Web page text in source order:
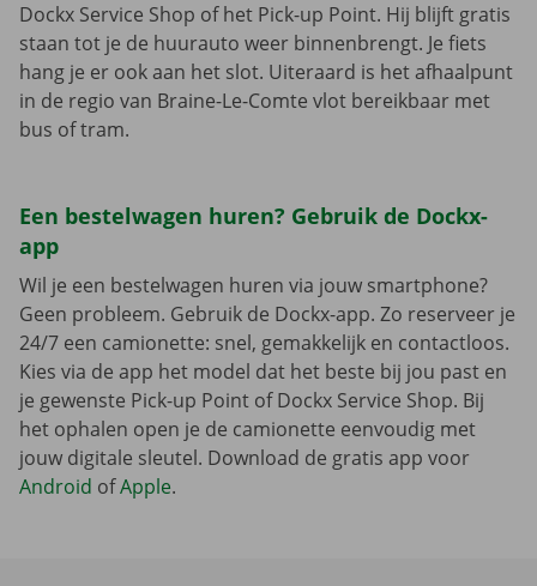
Dockx Service Shop of het Pick-up Point. Hij blijft gratis
staan tot je de huurauto weer binnenbrengt. Je fiets
hang je er ook aan het slot. Uiteraard is het afhaalpunt
in de regio van Braine-Le-Comte vlot bereikbaar met
bus of tram.
Een bestelwagen huren? Gebruik de Dockx-
app
Wil je een bestelwagen huren via jouw smartphone?
Geen probleem. Gebruik de Dockx-app. Zo reserveer je
24/7 een camionette: snel, gemakkelijk en contactloos.
Kies via de app het model dat het beste bij jou past en
je gewenste Pick-up Point of Dockx Service Shop. Bij
het ophalen open je de camionette eenvoudig met
jouw digitale sleutel. Download de gratis app voor
Android ofApple.